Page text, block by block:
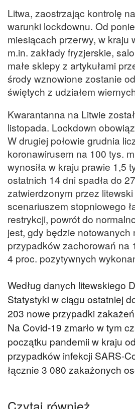
Litwa, zaostrzając kontrolę
warunki lockdownu. Od
miesiącach przerwy, w kraju
m.in. zakłady fryzjerskie,
małe sklepy z artykułami
środy wznowione zostanie
świętych z udziałem
Kwarantanna na Litwie
listopada. Lockdown
W drugiej połowie grudnia
koronawirusem na 100 tys.
wynosiła w kraju prawie 1,5
ostatnich 14 dni spadła do
zatwierdzonym przez
scenariuszem stopniowego
restrykcji, powrót do
jest, gdy będzie notowanych
przypadków zachorowań na
4 proc. pozytywnych
Według danych litewskiego
Statystyki w ciągu ostatniej
203 nowe przypadki
Na Covid-19 zmarło w tym
początku pandemii w kraju
przypadków infekcji SARS-
łącznie 3 080 zakażonych